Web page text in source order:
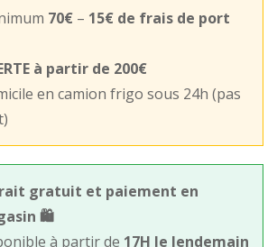
70€ – 15€ de frais de port
à partir de 200€
en camion frigo sous 24h (pas
gratuit et paiement en
🛍️
à partir de 17H le lendemain